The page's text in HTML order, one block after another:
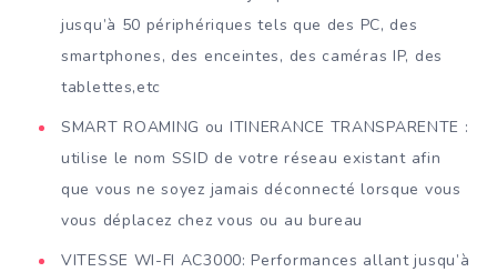
jusqu’à 50 périphériques tels que des PC, des
smartphones, des enceintes, des caméras IP, des
tablettes,etc
SMART ROAMING ou ITINERANCE TRANSPARENTE :
utilise le nom SSID de votre réseau existant afin
que vous ne soyez jamais déconnecté lorsque vous
vous déplacez chez vous ou au bureau
VITESSE WI-FI AC3000: Performances allant jusqu’à